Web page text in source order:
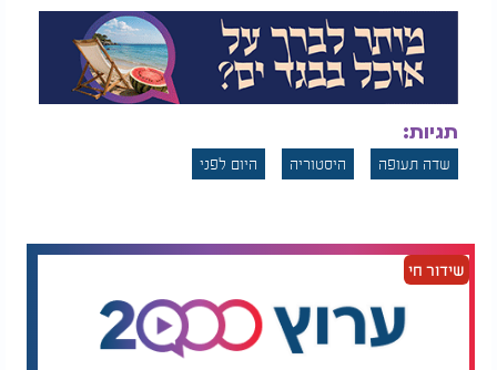
תגיות:
שדה תעופה היסטוריה היום לפני
שידור חי